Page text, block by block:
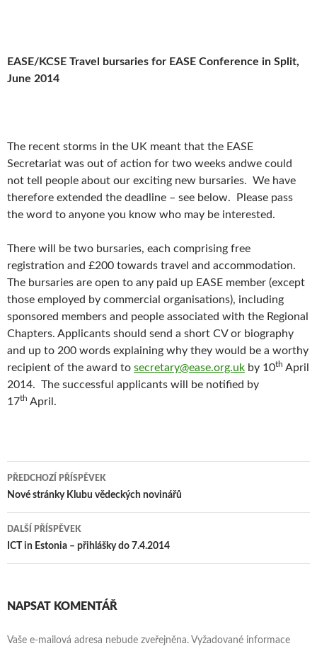
EASE/KCSE Travel bursaries for EASE Conference in Split,
June 2014
The recent storms in the UK meant that the EASE
Secretariat was out of action for two weeks andwe could
not tell people about our exciting new bursaries. We have
therefore extended the deadline – see below. Please pass
the word to anyone you know who may be interested.
There will be two bursaries, each comprising free
registration and £200 towards travel and accommodation.
The bursaries are open to any paid up EASE member (except
those employed by commercial organisations), including
sponsored members and people associated with the Regional
Chapters. Applicants should send a short CV or biography
and up to 200 words explaining why they would be a worthy
recipient of the award to secretary@ease.org.uk by 10th April
2014. The successful applicants will be notified by
17th April.
Navigace
pro
příspěvky
PŘEDCHOZÍ PŘÍSPĚVEK
Nové stránky Klubu vědeckých novinářů
DALŠÍ PŘÍSPĚVEK
ICT in Estonia – přihlášky do 7.4.2014
NAPSAT KOMENTÁŘ
Vaše e-mailová adresa nebude zveřejněna. Vyžadované informace